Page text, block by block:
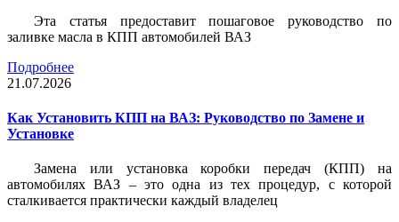
Эта статья предоставит пошаговое руководство по
заливке масла в КПП автомобилей ВАЗ
Подробнее
21.07.2026
Как Установить КПП на ВАЗ: Руководство по Замене и
Установке
Замена или установка коробки передач (КПП) на
автомобилях ВАЗ – это одна из тех процедур, с которой
сталкивается практически каждый владелец